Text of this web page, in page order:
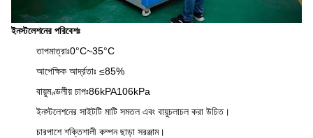
ইনস্টলেশনের পরিবেশঃ
তাপমাত্রাঃ0°C~35°C
আপেক্ষিক আর্দ্রতাঃ ≤85%
বায়ুমণ্ডলীয় চাপঃ86kPA106kPa
ইনস্টলেশনের সাইটটি মাটি সমতল এবং বায়ুচলাচল করা উচিত।
চারপাশে শক্তিশালী কম্পন ছাড়া সরঞ্জাম।